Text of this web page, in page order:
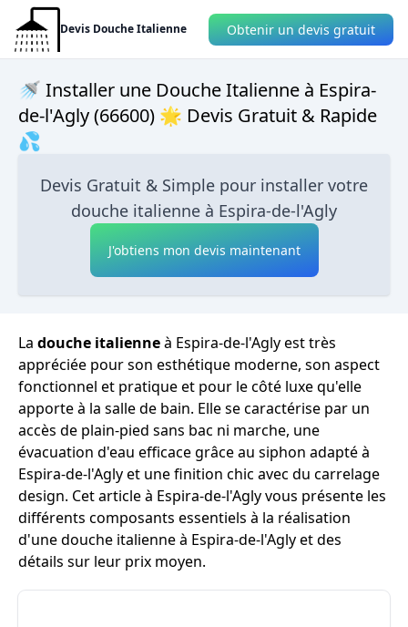
Devis Douche Italienne Obtenir un devis gratuit
🚿 Installer une Douche Italienne à Espira-
de-l'Agly (66600) 🌟 Devis Gratuit & Rapide
💦
Devis Gratuit & Simple pour installer votre
douche italienne à Espira-de-l'Agly
J'obtiens mon devis maintenant
La douche italienneà Espira-de-l'Agly est très
appréciée pour son esthétique moderne, son aspect
fonctionnel et pratique et pour le côté luxe qu'elle
apporte à la salle de bain. Elle se caractérise par un
accès de plain-pied sans bac ni marche, une
évacuation d'eau efficace grâce au siphon adapté à
Espira-de-l'Agly et une finition chic avec du carrelage
design. Cet article à Espira-de-l'Agly vous présente les
différents composants essentiels à la réalisation
d'une douche italienne à Espira-de-l'Agly et des
détails sur leur prix moyen.